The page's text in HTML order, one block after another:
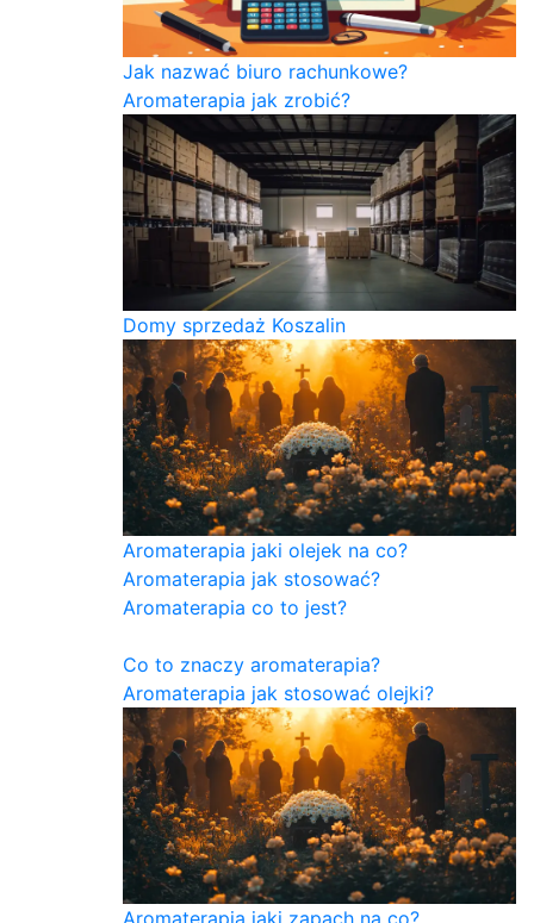
Jak nazwać biuro rachunkowe?
Aromaterapia jak zrobić?
Domy sprzedaż Koszalin
Aromaterapia jaki olejek na co?
Aromaterapia jak stosować?
Aromaterapia co to jest?
Co to znaczy aromaterapia?
Aromaterapia jak stosować olejki?